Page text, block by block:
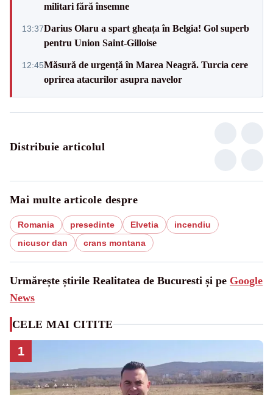
militari fără însemne
13:37Darius Olaru a spart gheața în Belgia! Gol superb
pentru Union Saint-Gilloise
12:45Măsură de urgență în Marea Neagră. Turcia cere
oprirea atacurilor asupra navelor
Distribuie articolul
Mai multe articole despre
Romania presedinte Elvetia
incendiu
nicusor dan
crans montana
Urmărește știrile Realitatea de Bucuresti și pe Google
News
CELE MAI CITITE
1